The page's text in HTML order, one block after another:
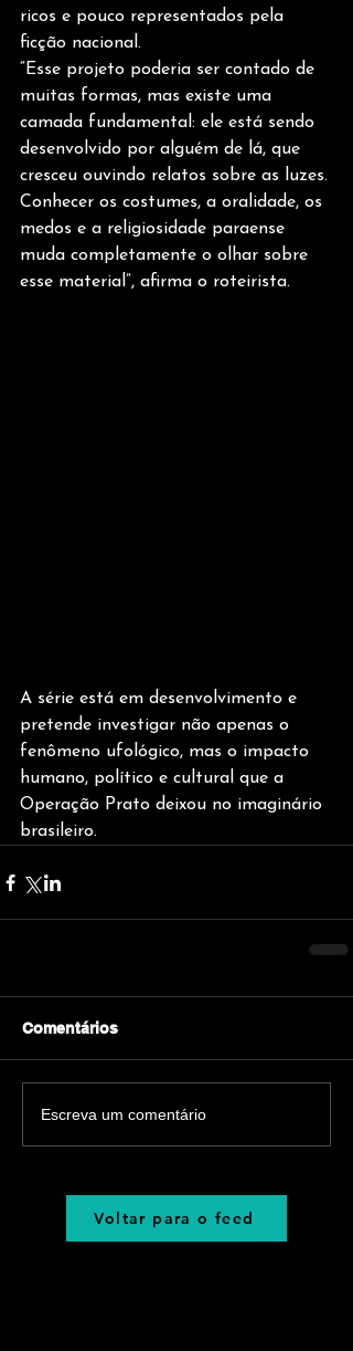
ricos e pouco representados pela
ficção nacional.
“Esse projeto poderia ser contado de
muitas formas, mas existe uma
camada fundamental: ele está sendo
desenvolvido por alguém de lá, que
cresceu ouvindo relatos sobre as luzes.
Conhecer os costumes, a oralidade, os
medos e a religiosidade paraense
muda completamente o olhar sobre
esse material”, afirma o roteirista.
A série está em desenvolvimento e
pretende investigar não apenas o
fenômeno ufológico, mas o impacto
humano, político e cultural que a
Operação Prato deixou no imaginário
brasileiro.
Comentários
Escreva um comentário
Voltar para o feed